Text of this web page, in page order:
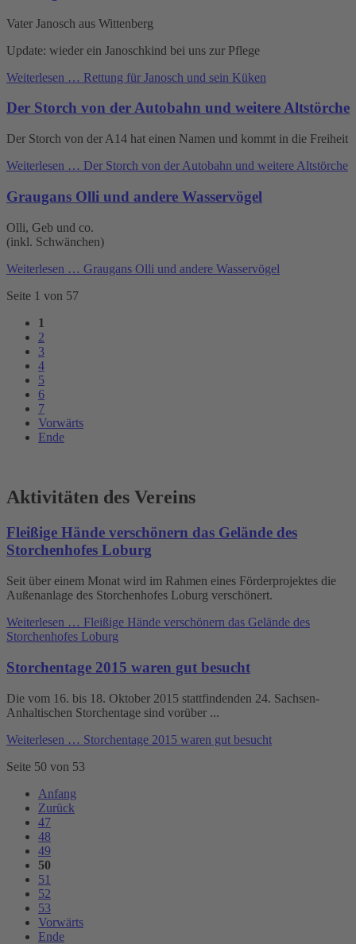
Vater Janosch aus Wittenberg
Update: wieder ein Janoschkind bei uns zur Pflege
Weiterlesen … Rettung für Janosch und sein Küken
Der Storch von der Autobahn und weitere Altstörche
Der Storch von der A14 hat einen Namen und kommt in die Freiheit
Weiterlesen … Der Storch von der Autobahn und weitere Altstörche
Graugans Olli und andere Wasservögel
Olli, Geb und co.
(inkl. Schwänchen)
Weiterlesen … Graugans Olli und andere Wasservögel
Seite 1 von 57
1
2
3
4
5
6
7
Vorwärts
Ende
Aktivitäten des Vereins
Fleißige Hände verschönern das Gelände des
Storchenhofes Loburg
Seit über einem Monat wird im Rahmen eines Förderprojektes die
Außenanlage des Storchenhofes Loburg verschönert.
Weiterlesen … Fleißige Hände verschönern das Gelände des
Storchenhofes Loburg
Storchentage 2015 waren gut besucht
Die vom 16. bis 18. Oktober 2015 stattfindenden 24. Sachsen-
Anhaltischen Storchentage sind vorüber ...
Weiterlesen … Storchentage 2015 waren gut besucht
Seite 50 von 53
Anfang
Zurück
47
48
49
50
51
52
53
Vorwärts
Ende